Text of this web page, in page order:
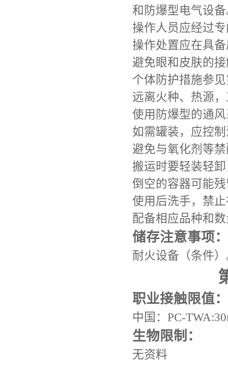
和防爆型电气设
操作人员应经过
操作处置应在具
避免眼和皮肤的
个体防护措施参
远离火种、热源
使用防爆型的通
如需罐装，应控
避免与氧化剂等
搬运时要轻装轻
倒空的容器可能
使用后洗手，禁
配备相应品种和
储存注意事项：
耐火设备（条件
职业接触限值：
中国：PC-
生物限制：
无资料